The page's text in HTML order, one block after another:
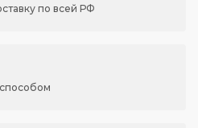
по всей РФ